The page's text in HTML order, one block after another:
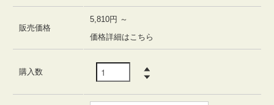
販売価格
5,810円 ～
価格詳細はこちら
購入数